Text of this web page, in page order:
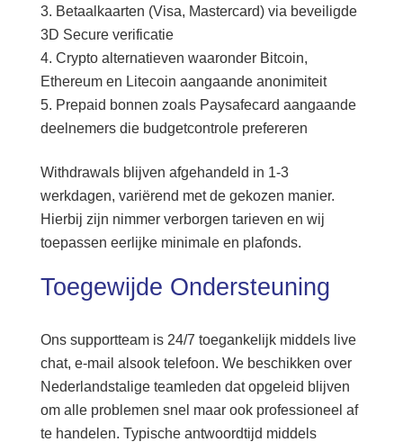
Betaalkaarten (Visa, Mastercard) via beveiligde
3D Secure verificatie
Crypto alternatieven waaronder Bitcoin,
Ethereum en Litecoin aangaande anonimiteit
Prepaid bonnen zoals Paysafecard aangaande
deelnemers die budgetcontrole prefereren
Withdrawals blijven afgehandeld in 1-3
werkdagen, variërend met de gekozen manier.
Hierbij zijn nimmer verborgen tarieven en wij
toepassen eerlijke minimale en plafonds.
Toegewijde Ondersteuning
Ons supportteam is 24/7 toegankelijk middels live
chat, e-mail alsook telefoon. We beschikken over
Nederlandstalige teamleden dat opgeleid blijven
om alle problemen snel maar ook professioneel af
te handelen. Typische antwoordtijd middels